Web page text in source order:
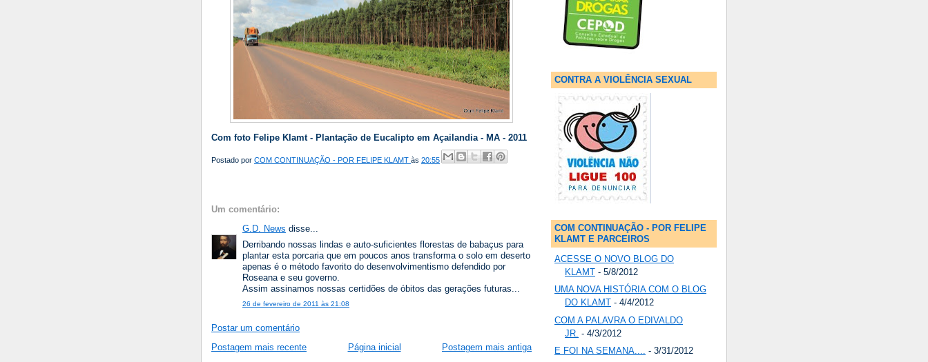
Com foto Felipe Klamt - Plantação de Eucalipto em Açailandia - MA - 2011
Postado por COM CONTINUAÇÃO - POR FELIPE KLAMT às 20:55
Um comentário:
G.D. News disse...
Derribando nossas lindas e auto-suficientes florestas de babaçus para
plantar esta porcaria que em poucos anos transforma o solo em deserto
apenas é o método favorito do desenvolvimentismo defendido por
Roseana e seu governo.
Assim assinamos nossas certidões de óbitos das gerações futuras...
26 de fevereiro de 2011 às 21:08
Postar um comentário
Postagem mais recente
Postagem mais antiga
Página inicial
CONTRA A VIOLÊNCIA SEXUAL
COM CONTINUAÇÃO - POR FELIPE
KLAMT E PARCEIROS
ACESSE O NOVO BLOG DO
KLAMT - 5/8/2012
UMA NOVA HISTÓRIA COM O BLOG
DO KLAMT - 4/4/2012
COM A PALAVRA O EDIVALDO
JR. - 4/3/2012
E FOI NA SEMANA.... - 3/31/2012